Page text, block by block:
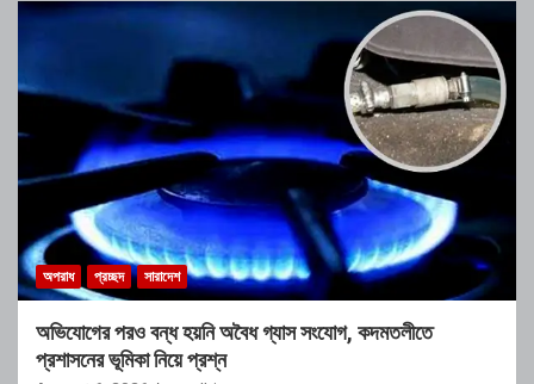
অপরাধ প্রচ্ছদ সারাদেশ
অভিযোগের পরও বন্ধ হয়নি অবৈধ গ্যাস সংযোগ, কদমতলীতে
প্রশাসনের ভূমিকা নিয়ে প্রশ্ন